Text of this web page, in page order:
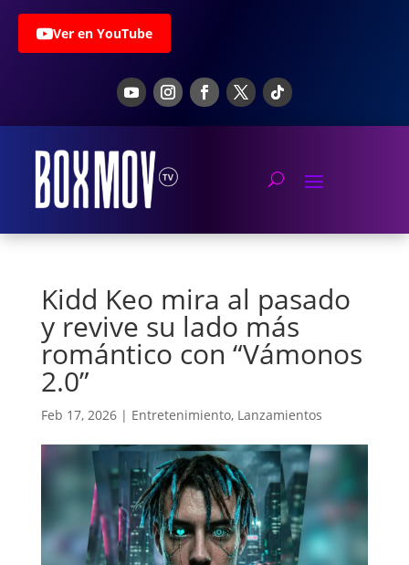
Ver en YouTube
Kidd Keo mira al pasado
y revive su lado más
romántico con “Vámonos
2.0”
Feb 17, 2026| Entretenimiento, Lanzamientos